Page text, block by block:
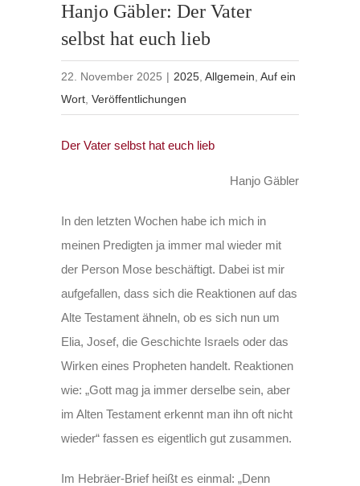
Hanjo Gäbler: Der Vater
selbst hat euch lieb
22. November 2025 | 2025 ,Allgemein ,Auf ein
Wort ,Veröffentlichungen
Der Vater selbst hat euch lieb
Hanjo Gäbler
In den letzten Wochen habe ich mich in
meinen Predigten ja immer mal wieder mit
der Person Mose beschäftigt. Dabei ist mir
aufgefallen, dass sich die Reaktionen auf das
Alte Testament ähneln, ob es sich nun um
Elia, Josef, die Geschichte Israels oder das
Wirken eines Propheten handelt. Reaktionen
wie: „Gott mag ja immer derselbe sein, aber
im Alten Testament erkennt man ihn oft nicht
wieder“ fassen es eigentlich gut zusammen.
Im Hebräer-Brief heißt es einmal: „Denn